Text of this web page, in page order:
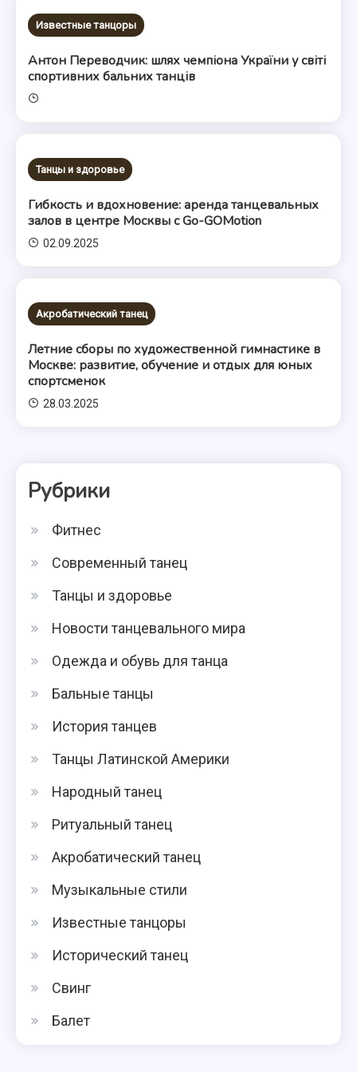
Известные танцоры
Антон Переводчик: шлях чемпіона України у світі
спортивних бальних танців
Танцы и здоровье
Гибкость и вдохновение: аренда танцевальных
залов в центре Москвы с Go-GOMotion
02.09.2025
Акробатический танец
Летние сборы по художественной гимнастике в
Москве: развитие, обучение и отдых для юных
спортсменок
28.03.2025
Рубрики
Фитнес
Современный танец
Танцы и здоровье
Новости танцевального мира
Одежда и обувь для танца
Бальные танцы
История танцев
Танцы Латинской Америки
Народный танец
Ритуальный танец
Акробатический танец
Музыкальные стили
Известные танцоры
Исторический танец
Свинг
Балет